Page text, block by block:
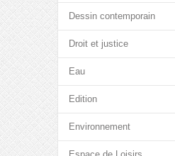
Dessin contemporain
Droit et justice
Eau
Edition
Environnement